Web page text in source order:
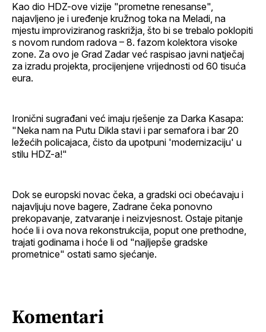
Kao dio HDZ-ove vizije "prometne renesanse",
najavljeno je i uređenje kružnog toka na Meladi, na
mjestu improviziranog raskrižja, što bi se trebalo poklopiti
s novom rundom radova – 8. fazom kolektora visoke
zone. Za ovo je Grad Zadar već raspisao javni natječaj
za izradu projekta, procijenjene vrijednosti od 60 tisuća
eura.
Ironični sugrađani već imaju rješenje za Darka Kasapa:
"Neka nam na Putu Dikla stavi i par semafora i bar 20
ležećih policajaca, čisto da upotpuni 'modernizaciju' u
stilu HDZ-a!"
Dok se europski novac čeka, a gradski oci obećavaju i
najavljuju nove bagere, Zadrane čeka ponovno
prekopavanje, zatvaranje i neizvjesnost. Ostaje pitanje
hoće li i ova nova rekonstrukcija, poput one prethodne,
trajati godinama i hoće li od "najljepše gradske
prometnice" ostati samo sjećanje.
Komentari